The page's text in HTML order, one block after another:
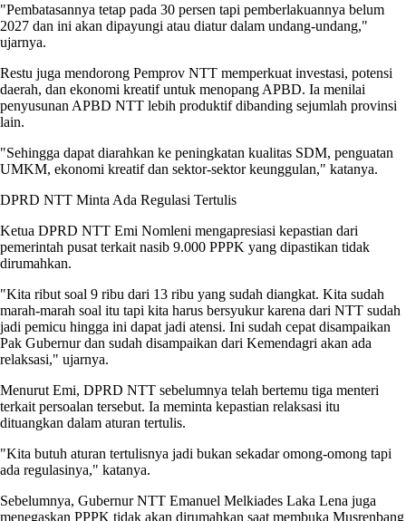
"Pembatasannya tetap pada 30 persen tapi pemberlakuannya belum
2027 dan ini akan dipayungi atau diatur dalam undang-undang,"
ujarnya.
Restu juga mendorong Pemprov NTT memperkuat investasi, potensi
daerah, dan ekonomi kreatif untuk menopang APBD. Ia menilai
penyusunan APBD NTT lebih produktif dibanding sejumlah provinsi
lain.
"Sehingga dapat diarahkan ke peningkatan kualitas SDM, penguatan
UMKM, ekonomi kreatif dan sektor-sektor keunggulan," katanya.
DPRD NTT Minta Ada Regulasi Tertulis
Ketua DPRD NTT Emi Nomleni mengapresiasi kepastian dari
pemerintah pusat terkait nasib 9.000 PPPK yang dipastikan tidak
dirumahkan.
"Kita ribut soal 9 ribu dari 13 ribu yang sudah diangkat. Kita sudah
marah-marah soal itu tapi kita harus bersyukur karena dari NTT sudah
jadi pemicu hingga ini dapat jadi atensi. Ini sudah cepat disampaikan
Pak Gubernur dan sudah disampaikan dari Kemendagri akan ada
relaksasi," ujarnya.
Menurut Emi, DPRD NTT sebelumnya telah bertemu tiga menteri
terkait persoalan tersebut. Ia meminta kepastian relaksasi itu
dituangkan dalam aturan tertulis.
"Kita butuh aturan tertulisnya jadi bukan sekadar omong-omong tapi
ada regulasinya," katanya.
Sebelumnya, Gubernur NTT Emanuel Melkiades Laka Lena juga
menegaskan PPPK tidak akan dirumahkan saat membuka Musrenbang